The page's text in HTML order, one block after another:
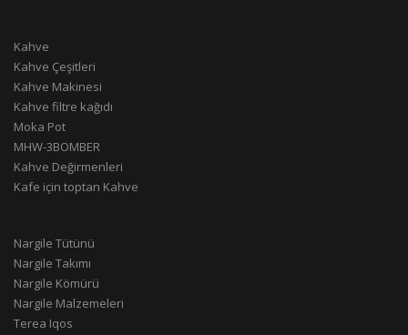
Kahve
Kahve Çeşitleri
Kahve Makinesi
Kahve filtre kağıdı
Moka Pot
MHW-3BOMBER
Kahve Değirmenleri
Kafe için toptan Kahve
Nargile Tütünü
Nargile Takımı
Nargile Kömürü
Nargile Malzemeleri
Terea Iqos